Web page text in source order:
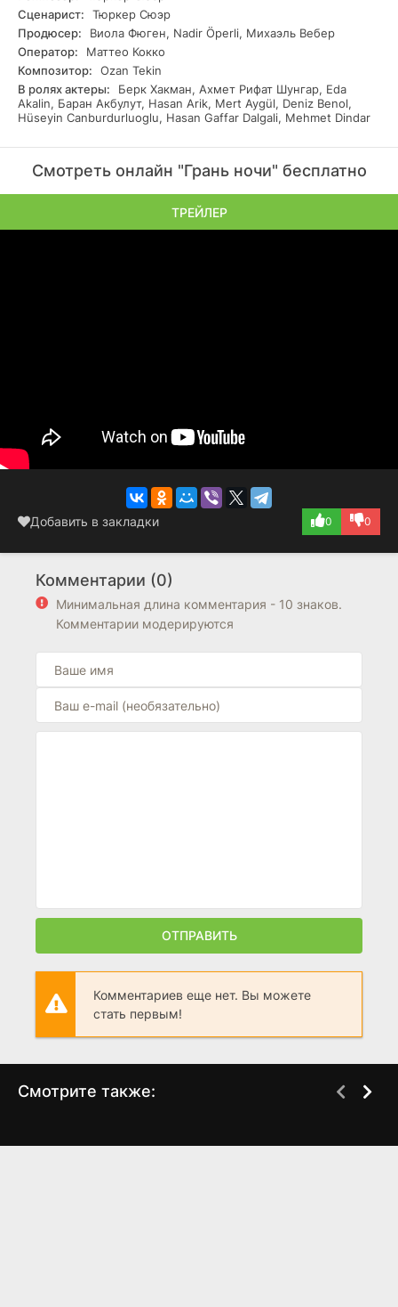
Сценарист:
Тюркер Сюэр
Продюсер:
Виола Фюген, Nadir Öperli, Михаэль Вебер
Оператор:
Маттео Кокко
Композитор:
Ozan Tekin
В ролях актеры:
Берк Хакман, Ахмет Рифат Шунгар, Eda
Akalin, Баран Акбулут, Hasan Arik, Mert Aygül, Deniz Benol,
Hüseyin Canburdurluoglu, Hasan Gaffar Dalgali, Mehmet Dindar
Смотреть онлайн "Грань ночи" бесплатно
ТРЕЙЛЕР
Добавить в закладки 0 0
Комментарии (0)
Минимальная длина комментария - 10 знаков.
Комментарии модерируются
ОТПРАВИТЬ
Комментариев еще нет. Вы можете
стать первым!
Смотрите также: